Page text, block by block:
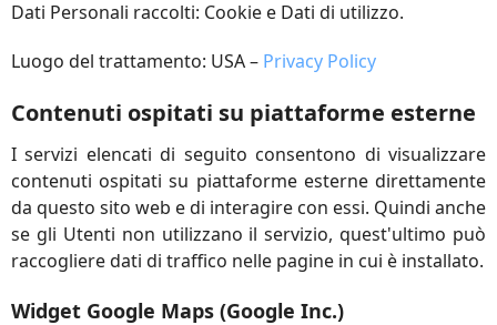
Dati Personali raccolti: Cookie e Dati di utilizzo.
Luogo del trattamento: USA – Privacy Policy
Contenuti ospitati su piattaforme esterne
I servizi elencati di seguito consentono di visualizzare
contenuti ospitati su piattaforme esterne direttamente
da questo sito web e di interagire con essi. Quindi anche
se gli Utenti non utilizzano il servizio, quest'ultimo può
raccogliere dati di traffico nelle pagine in cui è installato.
Widget Google Maps (Google Inc.)